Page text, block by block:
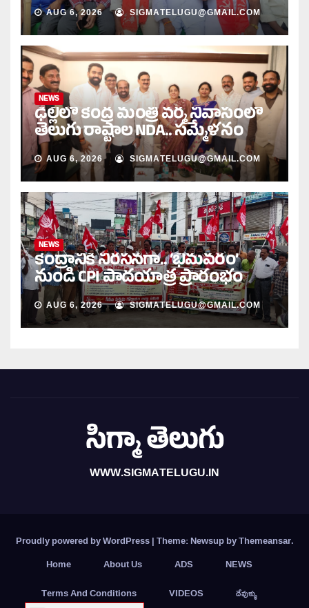
AUG 6, 2026 SIGMATELUGU@GMAIL.COM
NEWS
ఢిల్లీలో కేంద్ర మంత్రి వర్మ నివాసంలో
తెలుగు రాష్ట్రాల NDA.. సమ్మేళనం
AUG 6, 2026 SIGMATELUGU@GMAIL.COM
NEWS
కేంద్రానికి నిరసనగా.. ‘భీమవరం’
నుండి CPI పాదయాత్ర ప్రారంభం
AUG 6, 2026 SIGMATELUGU@GMAIL.COM
సిగ్మా తెలుగు
WWW.SIGMATELUGU.IN
Proudly powered by WordPress|Theme: Newsup byThemeansar.
Home
About Us ADS
NEWS
Terms And Conditions
VIDEOS దేవుళ్ళు